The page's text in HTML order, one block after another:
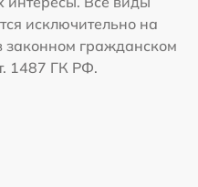
исключительно на
законном гражданском
1487 ГК РФ.